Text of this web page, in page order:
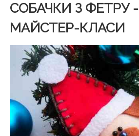
СОБАЧКИ З ФЕТРУ -
МАЙСТЕР-КЛАСИ